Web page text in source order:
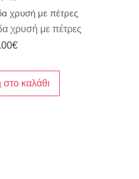
χρυσή με πέτρες
χρυσή με πέτρες
€
καλάθι